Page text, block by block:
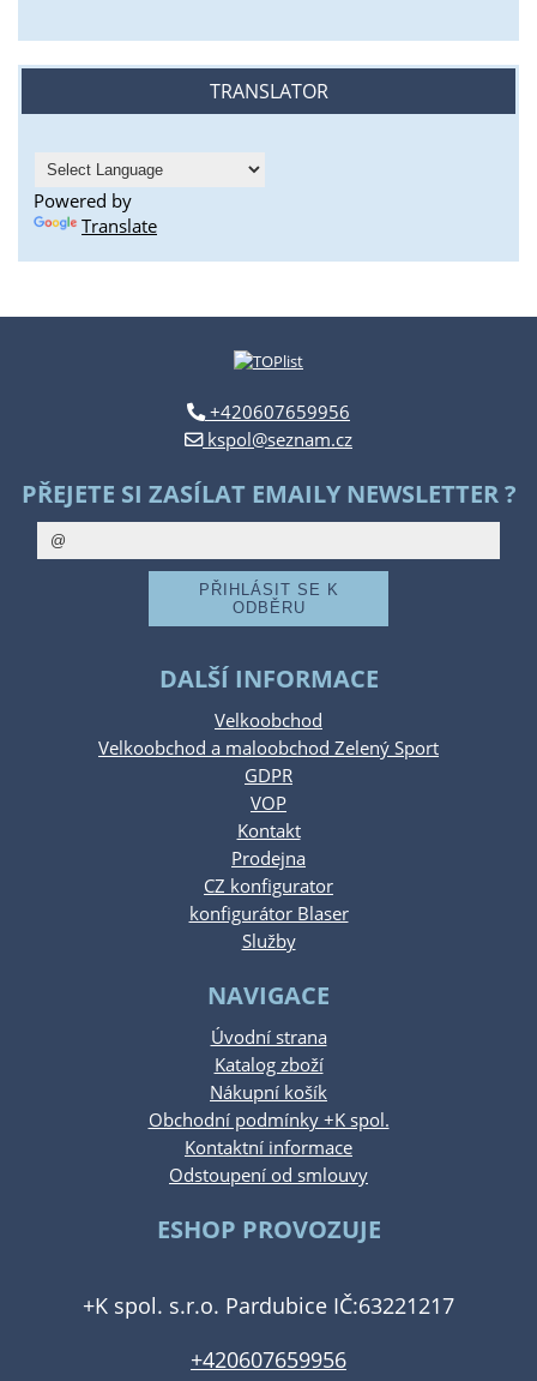
TRANSLATOR
Powered by
Translate
+420607659956
kspol@seznam.cz
PŘEJETE SI ZASÍLAT EMAILY NEWSLETTER ?
DALŠÍ INFORMACE
Velkoobchod
Velkoobchod a maloobchod Zelený Sport
GDPR
VOP
Kontakt
Prodejna
CZ konfigurator
konfigurátor Blaser
Služby
NAVIGACE
Úvodní strana
Katalog zboží
Nákupní košík
Obchodní podmínky +K spol.
Kontaktní informace
Odstoupení od smlouvy
ESHOP PROVOZUJE
+K spol. s.r.o. Pardubice IČ:63221217
+420607659956